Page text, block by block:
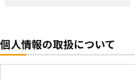
個人情報の取扱について